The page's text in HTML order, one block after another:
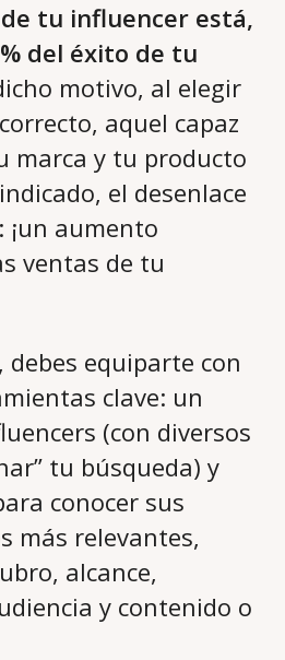
de tu influencer está,
del éxito de tu
motivo, al elegir
aquel capaz
marca y tu producto
el desenlace
aumento
ventas de tu
debes equiparte con
clave: un
(con diversos
tu búsqueda) y
conocer sus
más relevantes,
alcance,
y contenido o